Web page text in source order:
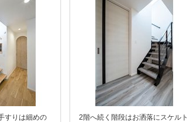
すりは細めの
2階へ続く階段はお洒落にスケルト